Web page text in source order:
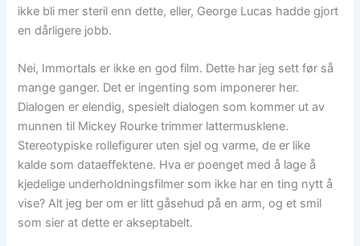
ikke bli mer steril enn dette, eller, George Lucas hadde gjort
en dårligere jobb.
Nei, Immortals er ikke en god film. Dette har jeg sett før så
mange ganger. Det er ingenting som imponerer her.
Dialogen er elendig, spesielt dialogen som kommer ut av
munnen til Mickey Rourke trimmer lattermusklene.
Stereotypiske rollefigurer uten sjel og varme, de er like
kalde som dataeffektene. Hva er poenget med å lage å
kjedelige underholdningsfilmer som ikke har en ting nytt å
vise? Alt jeg ber om er litt gåsehud på en arm, og et smil
som sier at dette er akseptabelt.